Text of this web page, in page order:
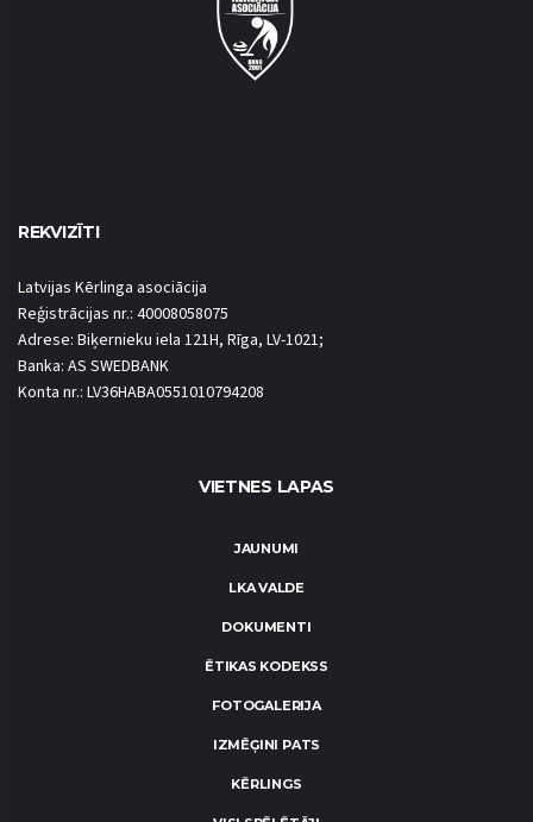
REKVIZĪTI
Latvijas Kērlinga asociācija
Reģistrācijas nr.: 40008058075
Adrese: Biķernieku iela 121H, Rīga, LV-1021;
Banka: AS SWEDBANK
Konta nr.: LV36HABA0551010794208
VIETNES LAPAS
JAUNUMI
LKA VALDE
DOKUMENTI
ĒTIKAS KODEKSS
FOTOGALERIJA
IZMĒĢINI PATS
KĒRLINGS